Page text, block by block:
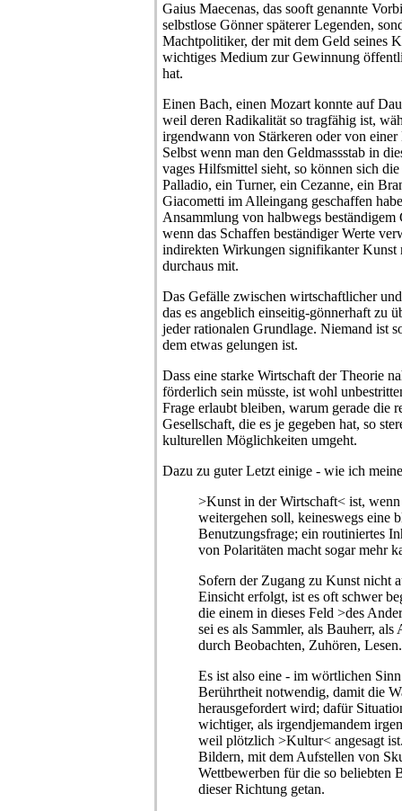
Gaius Maecenas, das sooft genannte
selbstlose Gönner späterer Legenden,
Machtpolitiker, der mit dem Geld seines
wichtiges Medium zur Gewinnung
hat.
Einen Bach, einen Mozart konnte auf
weil deren Radikalität so tragfähig ist,
irgendwann von Stärkeren oder von
Selbst wenn man den Geldmassstab in
vages Hilfsmittel sieht, so können sich
Palladio, ein Turner, ein Cezanne, ein
Giacometti im Alleingang geschaffen
Ansammlung von halbwegs beständigem
wenn das Schaffen beständiger Werte
indirekten Wirkungen signifikanter Kunst
durchaus mit.
Das Gefälle zwischen wirtschaftlicher
das es angeblich einseitig-gönnerhaft zu
jeder rationalen Grundlage. Niemand ist
dem etwas gelungen ist.
Dass eine starke Wirtschaft der Theorie
förderlich sein müsste, ist wohl
Frage erlaubt bleiben, warum gerade die
Gesellschaft, die es je gegeben hat, so
kulturellen Möglichkeiten umgeht.
Dazu zu guter Letzt einige - wie ich
>Kunst in der Wirtschaft< ist, wenn
weitergehen soll, keineswegs eine
Benutzungsfrage; ein routiniertes
von Polaritäten macht sogar mehr
Sofern der Zugang zu Kunst nicht
Einsicht erfolgt, ist es oft schwer
die einem in dieses Feld >des
sei es als Sammler, als Bauherr, als
durch Beobachten, Zuhören, Lesen.
Es ist also eine - im wörtlichen
Berührtheit notwendig, damit die
herausgefordert wird; dafür
wichtiger, als irgendjemandem
weil plötzlich >Kultur< angesagt
Bildern, mit dem Aufstellen von
Wettbewerben für die so beliebten
dieser Richtung getan.